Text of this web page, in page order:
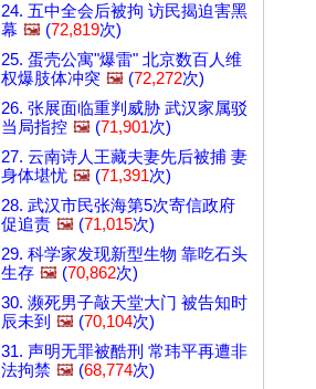
24. 五中全会后被拘 访民揭迫害黑
幕 🖼️ (72,819次)
25. 蛋壳公寓"爆雷" 北京数百人维
权爆肢体冲突 🖼️ (72,272次)
26. 张展面临重判威胁 武汉家属驳
当局指控 🖼️ (71,901次)
27. 云南诗人王藏夫妻先后被捕 妻
身体堪忧 🖼️ (71,391次)
28. 武汉市民张海第5次寄信政府
促追责 🖼️ (71,015次)
29. 科学家发现新型生物 靠吃石头
生存 🖼️ (70,862次)
30. 濒死男子敲天堂大门 被告知时
辰未到 🖼️ (70,104次)
31. 声明无罪被酷刑 常玮平再遭非
法拘禁 🖼️ (68,774次)